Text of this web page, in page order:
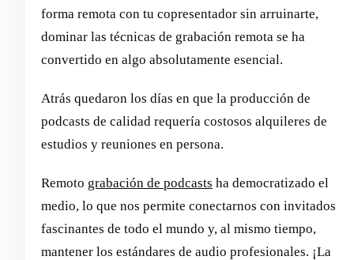
forma remota con tu copresentador sin arruinarte,
dominar las técnicas de grabación remota se ha
convertido en algo absolutamente esencial.
Atrás quedaron los días en que la producción de
podcasts de calidad requería costosos alquileres de
estudios y reuniones en persona.
Remoto grabación de podcasts ha democratizado el
medio, lo que nos permite conectarnos con invitados
fascinantes de todo el mundo y, al mismo tiempo,
mantener los estándares de audio profesionales. ¡La